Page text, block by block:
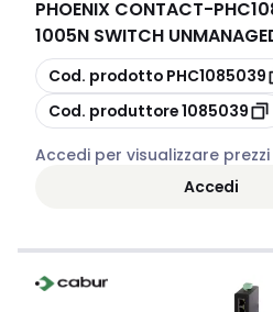
PHOENIX CONTACT-
1005N SWITCH
copia
Cod. prodotto PHC1085039
copia
Cod. produttore1085039
Accedi per visualizzare
Accedi